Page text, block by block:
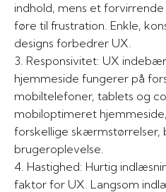
indhold, mens et
føre til frustration. Enkle,
designs forbedrer UX.
3. Responsivitet: UX indebærer også, hvor godt en
hjemmeside fungerer på
mobiltelefoner, tablets og
mobiloptimeret
forskellige skærmstørrelser,
brugeroplevelse.
4. Hastighed: Hurtig indlæsningstid er en afgørende
faktor for UX. Langsom